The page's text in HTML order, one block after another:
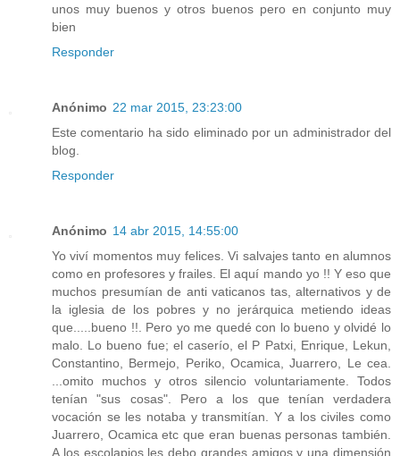
unos muy buenos y otros buenos pero en conjunto muy
bien
Responder
Anónimo 22 mar 2015, 23:23:00
Este comentario ha sido eliminado por un administrador del
blog.
Responder
Anónimo 14 abr 2015, 14:55:00
Yo viví momentos muy felices. Vi salvajes tanto en alumnos
como en profesores y frailes. El aquí mando yo !! Y eso que
muchos presumían de anti vaticanos tas, alternativos y de
la iglesia de los pobres y no jerárquica metiendo ideas
que.....bueno !!. Pero yo me quedé con lo bueno y olvidé lo
malo. Lo bueno fue; el caserío, el P Patxi, Enrique, Lekun,
Constantino, Bermejo, Periko, Ocamica, Juarrero, Le cea.
...omito muchos y otros silencio voluntariamente. Todos
tenían "sus cosas". Pero a los que tenían verdadera
vocación se les notaba y transmitían. Y a los civiles como
Juarrero, Ocamica etc que eran buenas personas también.
A los escolapios les debo grandes amigos y una dimensión